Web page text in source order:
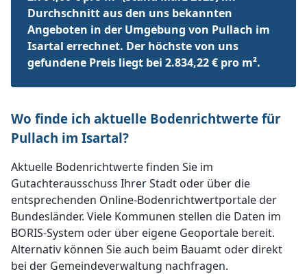
Durchschnitt aus den uns bekannten
Angeboten in der Umgebung von Pullach im
Isartal errechnet. Der höchste von uns
gefundene Preis liegt bei 2.834,22 € pro m².
Wo finde ich aktuelle Bodenrichtwerte für
Pullach im Isartal?
Aktuelle Bodenrichtwerte finden Sie im
Gutachterausschuss Ihrer Stadt oder über die
entsprechenden Online-Bodenrichtwertportale der
Bundesländer. Viele Kommunen stellen die Daten im
BORIS-System oder über eigene Geoportale bereit.
Alternativ können Sie auch beim Bauamt oder direkt
bei der Gemeindeverwaltung nachfragen.